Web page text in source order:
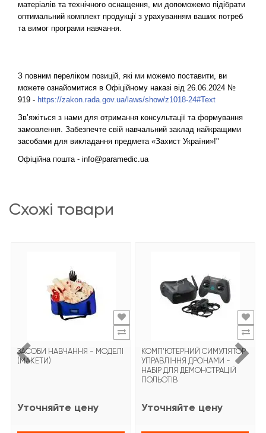
матеріалів та технічного оснащення, ми допоможемо підібрати
оптимальний комплект продукції з урахуванням ваших потреб
та вимог програми навчання.
З повним переліком позицій, які ми можемо поставити, ви
можете ознайомитися в Офіційному наказі від 26.06.2024 №
919 - https://zakon.rada.gov.ua/laws/show/z1018-24#Text
Зв’яжіться з нами для отримання консультації та формування
замовлення. Забезпечте свій навчальний заклад найкращими
засобами для викладання предмета «Захист України»!"
Офіційна пошта - info@paramedic.ua
схожі товари
ЗАСОБИ НАВЧАННЯ - МОДЕЛІ
(МАКЕТИ)
Уточняйте цену
КОМП’ЮТЕРНИЙ СИМУЛЯТОР
УПРАВЛІННЯ ДРОНАМИ -
НАБІР ДЛЯ ДЕМОНСТРАЦІЙ
ПОЛЬОТІВ
Уточняйте цену